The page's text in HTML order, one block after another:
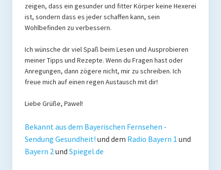
zeigen, dass ein gesunder und fitter Körper keine Hexerei
ist, sondern dass es jeder schaffen kann, sein
Wohlbefinden zu verbessern.
Ich wünsche dir viel Spaß beim Lesen und Ausprobieren
meiner Tipps und Rezepte. Wenn du Fragen hast oder
Anregungen, dann zögere nicht, mir zu schreiben. Ich
freue mich auf einen regen Austausch mit dir!
Liebe Grüße, Pawel!
Bekannt aus dem Bayerischen Fernsehen -
Sendung Gesundheit! und dem Radio Bayern 1 und
Bayern 2 und Spiegel.de